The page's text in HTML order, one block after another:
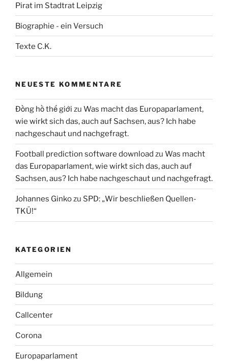
Pirat im Stadtrat Leipzig
Biographie - ein Versuch
Texte C.K.
NEUESTE KOMMENTARE
Đồng hồ thế giới zu Was macht das Europaparlament,
wie wirkt sich das, auch auf Sachsen, aus? Ich habe
nachgeschaut und nachgefragt.
Football prediction software download zu Was macht
das Europaparlament, wie wirkt sich das, auch auf
Sachsen, aus? Ich habe nachgeschaut und nachgefragt.
Johannes Ginkozu SPD: „Wir beschließen Quellen-
TKÜ!“
KATEGORIEN
Allgemein
Bildung
Callcenter
Corona
Europaparlament